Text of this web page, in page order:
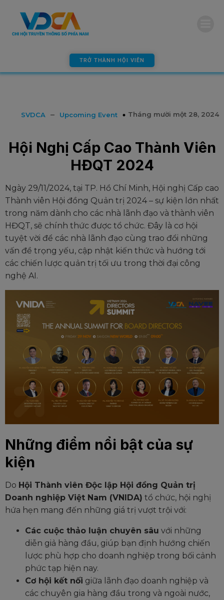
TRỞ THÀNH HỘI VIÊN
SVDCA – Upcoming Event Tháng mười một 28, 2024
Hội Nghị Cấp Cao Thành Viên
HĐQT 2024
Ngày 29/11/2024, tại TP. Hồ Chí Minh, Hội nghị Cấp cao
Thành viên Hội đồng Quản trị 2024 – sự kiện lớn nhất
trong năm dành cho các nhà lãnh đạo và thành viên
HĐQT, sẽ chính thức được tổ chức. Đây là cơ hội
tuyệt vời để các nhà lãnh đạo cùng trao đổi những
vấn đề trọng yếu, cập nhật kiến thức và hướng tới
các chiến lược quản trị tối ưu trong thời đại công
nghệ AI.
Những điểm nổi bật của sự
kiện
Do Hội Thành viên Độc lập Hội đồng Quản trị
Doanh nghiệp Việt Nam (VNIDA) tổ chức, hội nghị
hứa hẹn mang đến những giá trị vượt trội với:
Các cuộc thảo luận chuyên sâu với những
diễn giả hàng đầu, giúp bạn định hướng chiến
lược phù hợp cho doanh nghiệp trong bối cảnh
phức tạp hiện nay.
Cơ hội kết nối giữa lãnh đạo doanh nghiệp và
các chuyên gia hàng đầu trong và ngoài nước,